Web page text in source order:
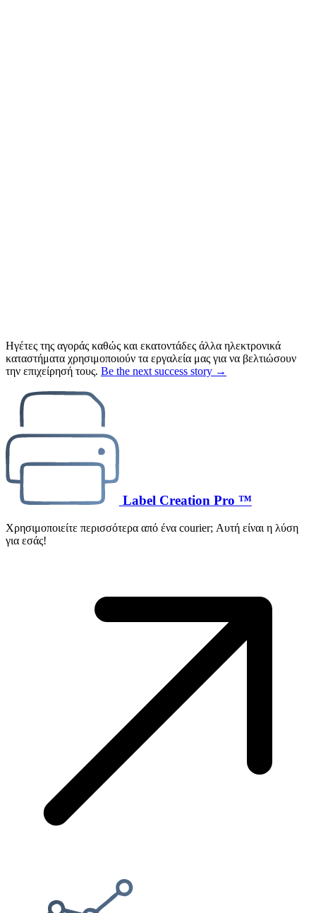
Ηγέτες της αγοράς καθώς και εκατοντάδες άλλα ηλεκτρονικά
καταστήματα χρησιμοποιούν τα εργαλεία μας για να βελτιώσουν
την επιχείρησή τους. Be the next success story →
Label Creation Pro ™
Χρησιμοποιείτε περισσότερα από ένα courier; Αυτή είναι η λύση
για εσάς!